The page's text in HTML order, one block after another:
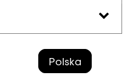
Polska